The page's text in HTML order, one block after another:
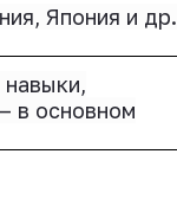
Япония и др.
в основном